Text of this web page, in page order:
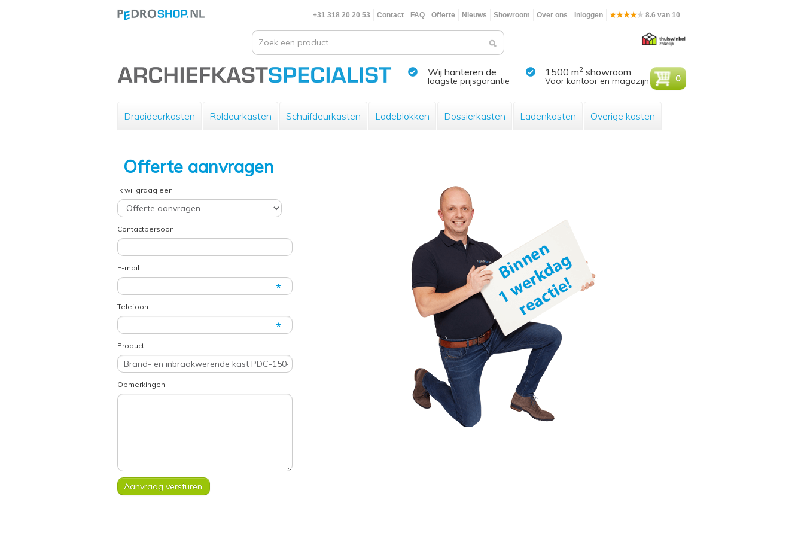
+31 318 20 20 53 Contact FAQ Offerte Nieuws Showroom Over ons Inloggen 8.6 van 10
Wij hanteren de
laagste prijsgarantie
1500 m2 showroom
Voor kantoor en magazijn 0
Draaideurkasten Roldeurkasten Schuifdeurkasten Ladeblokken Dossierkasten Ladenkasten Overige kasten
Offerte aanvragen
Ik wil graag een
Contactpersoon
E-mail
Telefoon
Product
Opmerkingen